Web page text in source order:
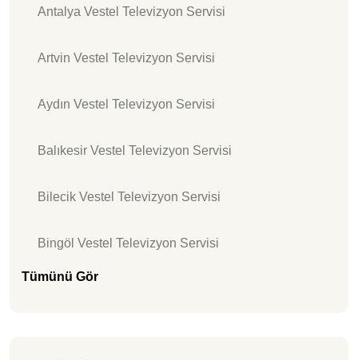
Antalya Vestel Televizyon Servisi
Artvin Vestel Televizyon Servisi
Aydın Vestel Televizyon Servisi
Balıkesir Vestel Televizyon Servisi
Bilecik Vestel Televizyon Servisi
Bingöl Vestel Televizyon Servisi
Tümünü Gör